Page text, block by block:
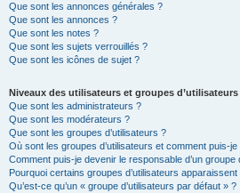
Que sont les annonces générales ?
Que sont les annonces ?
Que sont les notes ?
Que sont les sujets verrouillés ?
Que sont les icônes de sujet ?
Niveaux des utilisateurs et groupes d’utilisateurs
Que sont les administrateurs ?
Que sont les modérateurs ?
Que sont les groupes d’utilisateurs ?
Où sont les groupes d’utilisateurs et comment puis-
Comment puis-je devenir le responsable d’un groupe
Pourquoi certains groupes d’utilisateurs
Qu’est-ce qu’un « groupe d’utilisateurs par défaut » ?